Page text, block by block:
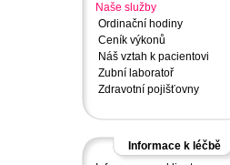
Naše služby
Ordinační hodiny
Ceník výkonů
Náš vztah k pacientovi
Zubní laboratoř
Zdravotní pojišťovny
Informace k léčbě